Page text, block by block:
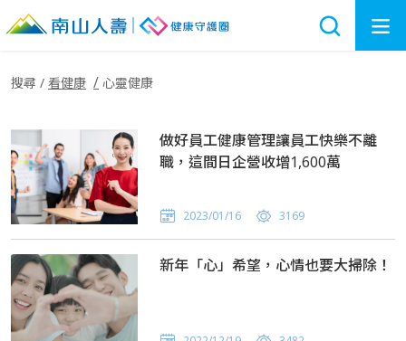
搜尋 / 看健康 心靈健康
做好員工健康管理讓員工快樂不離
職，這間日企營收增1,600萬
2023/01/16 3169
新年「心」希望，心情也要大掃除！